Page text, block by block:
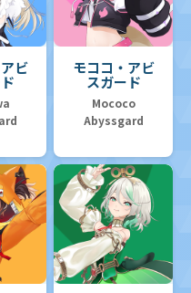
ビ モココ・アビ
スガード
Mococo
Abyssgard